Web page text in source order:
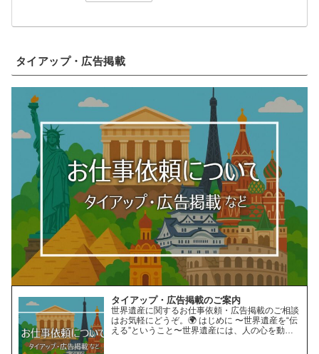
タイアップ・広告掲載
タイアップ・広告掲載のご案内
世界遺産に関するお仕事依頼・広告掲載のご相談
はお気軽にどうぞ。🌍 はじめに 〜世界遺産を“伝
える”ということ〜世界遺産には、人の心を動か